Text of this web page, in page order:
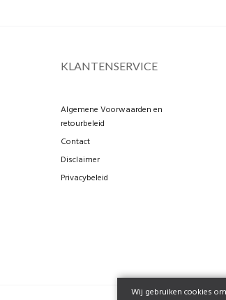
KLANTENSERVICE
Algemene Voorwaarden en
retourbeleid
Contact
Disclaimer
Privacybeleid
Wij gebruiken cookies